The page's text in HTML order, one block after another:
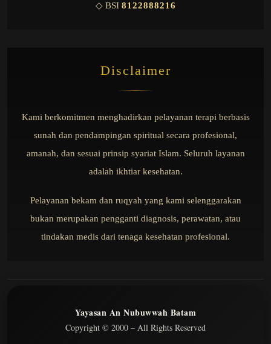
◇ BSI 8122888216
Disclaimer
Kami berkomitmen menghadirkan pelayanan terapi berbasis
sunah dan pendampingan spiritual secara profesional,
amanah, dan sesuai prinsip syariat Islam. Seluruh layanan
adalah ikhtiar kesehatan.
Pelayanan bekam dan ruqyah yang kami selenggarakan
bukan merupakan pengganti diagnosis, perawatan, atau
tindakan medis dari tenaga kesehatan profesional.
Yayasan An Nubuwwah Batam
Copyright © 2000 – All Rights Reserved